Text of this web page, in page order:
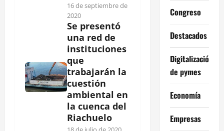
16 de septiembre de
2020
Se presentó
una red de
instituciones
que
trabajarán la
cuestión
ambiental en
la cuenca del
Riachuelo
Congreso
Destacados
Digitalización
de pymes
Economía
Empresas